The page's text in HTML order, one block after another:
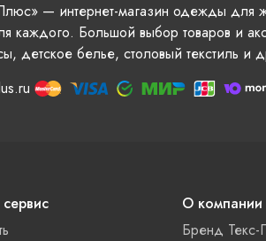
— интернет-магазин одежды для
каждого. Большой выбор товаров и
детское белье, столовый текстиль и
О компании
Бренд